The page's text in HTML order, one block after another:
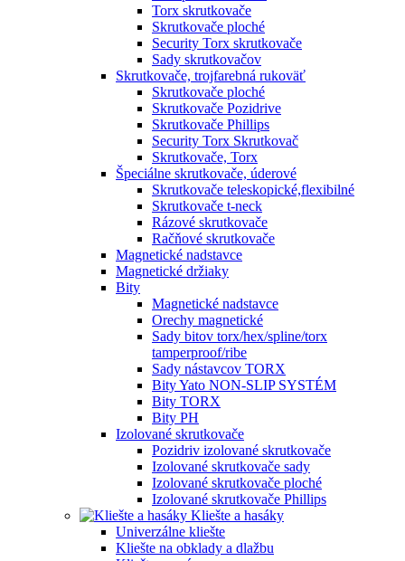
Torx skrutkovače
Skrutkovače ploché
Security Torx skrutkovače
Sady skrutkovačov
Skrutkovače, trojfarebná rukoväť
Skrutkovače ploché
Skrutkovače Pozidrive
Skrutkovače Phillips
Security Torx Skrutkovač
Skrutkovače, Torx
Špeciálne skrutkovače, úderové
Skrutkovače teleskopické,flexibilné
Skrutkovače t-neck
Rázové skrutkovače
Račňové skrutkovače
Magnetické nadstavce
Magnetické držiaky
Bity
Magnetické nadstavce
Orechy magnetické
Sady bitov torx/hex/spline/torx
tamperproof/ribe
Sady nástavcov TORX
Bity Yato NON-SLIP SYSTÉM
Bity TORX
Bity PH
Izolované skrutkovače
Pozidriv izolované skrutkovače
Izolované skrutkovače sady
Izolované skrutkovače ploché
Izolované skrutkovače Phillips
Kliešte a hasáky
Univerzálne kliešte
Kliešte na obklady a dlažbu